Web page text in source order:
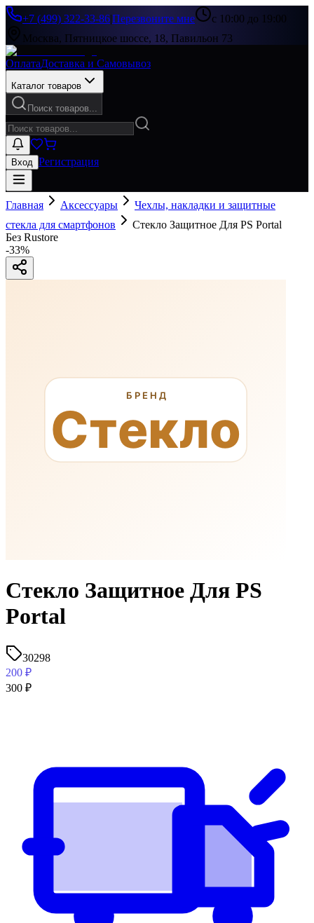
+7 (499) 322-33-86|Перезвоните мне
с 10:00 до 19:00
Москва, Пятницкое шоссе, 18, Павильон 73
ОплатаДоставка и Самовывоз
Каталог товаров
Поиск товаров...
Вход Регистрация
Главная Аксессуары
Чехлы, накладки и защитные
стекла для смартфонов
Стекло Защитное Для PS Portal
Без Rustore
-33%
Стекло Защитное Для PS
Portal
30298
200 ₽
300 ₽